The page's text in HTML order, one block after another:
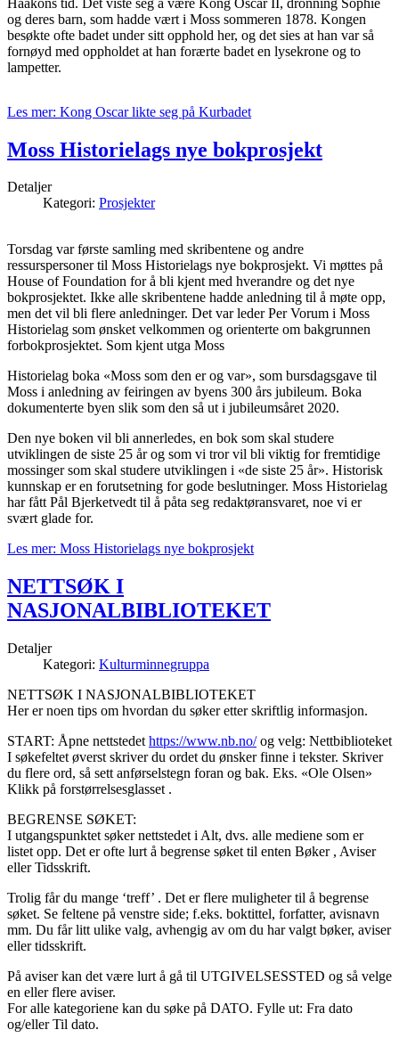
og deres barn, som hadde vært i Moss sommeren 1878. Kongen
besøkte ofte badet under sitt opphold her, og det sies at han var så
fornøyd med oppholdet at han forærte badet en lysekrone og to
lampetter.
Les mer: Kong Oscar likte seg på Kurbadet
Moss Historielags nye bokprosjekt
Detaljer
Kategori: Prosjekter
Torsdag var første samling med skribentene og andre
ressurspersoner til Moss Historielags nye bokprosjekt. Vi møttes på
House of Foundation for å bli kjent med hverandre og det nye
bokprosjektet. Ikke alle skribentene hadde anledning til å møte opp,
men det vil bli flere anledninger. Det var leder Per Vorum i Moss
Historielag som ønsket velkommen og orienterte om bakgrunnen
forbokprosjektet. Som kjent utga Moss
Historielag boka «Moss som den er og var», som bursdagsgave til
Moss i anledning av feiringen av byens 300 års jubileum. Boka
dokumenterte byen slik som den så ut i jubileumsåret 2020.
Den nye boken vil bli annerledes, en bok som skal studere
utviklingen de siste 25 år og som vi tror vil bli viktig for fremtidige
mossinger som skal studere utviklingen i «de siste 25 år». Historisk
kunnskap er en forutsetning for gode beslutninger. Moss Historielag
har fått Pål Bjerketvedt til å påta seg redaktøransvaret, noe vi er
svært glade for.
Les mer: Moss Historielags nye bokprosjekt
NETTSØK I
NASJONALBIBLIOTEKET
Detaljer
Kategori: Kulturminnegruppa
NETTSØK I NASJONALBIBLIOTEKET
Her er noen tips om hvordan du søker etter skriftlig informasjon.
START: Åpne nettstedet https://www.nb.no/og velg: Nettbiblioteket
I søkefeltet øverst skriver du ordet du ønsker finne i tekster. Skriver
du flere ord, så sett anførselstegn foran og bak. Eks. «Ole Olsen»
Klikk på forstørrelsesglasset .
BEGRENSE SØKET:
I utgangspunktet søker nettstedet i Alt, dvs. alle mediene som er
listet opp. Det er ofte lurt å begrense søket til enten Bøker , Aviser
eller Tidsskrift.
Trolig får du mange ‘treff’ . Det er flere muligheter til å begrense
søket. Se feltene på venstre side; f.eks. boktittel, forfatter, avisnavn
mm. Du får litt ulike valg, avhengig av om du har valgt bøker, aviser
eller tidsskrift.
På aviser kan det være lurt å gå til UTGIVELSESSTED og så velge
en eller flere aviser.
For alle kategoriene kan du søke på DATO. Fylle ut: Fra dato
og/eller Til dato.